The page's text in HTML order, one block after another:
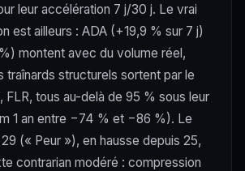
leur accélération 7 j/30 j. Le vrai
est ailleurs : ADA (+19,9 % sur 7 j)
montent avec du volume réel,
traînards structurels sortent par le
FLR, tous au-delà de 95 % sous leur
1 an entre −74 % et −86 %). Le
(« Peur »), en hausse depuis 25,
contrarian modéré : compression